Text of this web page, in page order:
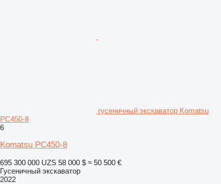
гусеничный экскаватор Komatsu
PC450-8
6
Komatsu PC450-8
695 300 000 UZS 58 000 $ ≈ 50 500 €
Гусеничный экскаватор
2022